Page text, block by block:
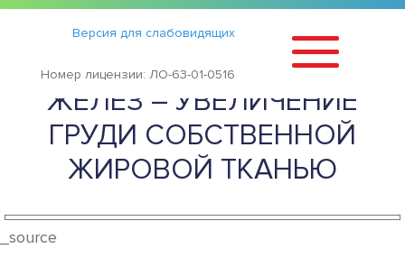
Версия для слабовидящих
Номер лицензии: ЛО-63-01-0516
Статьи ›
ЛИПОФИЛИНГ ГРУДНЫХ
ЖЕЛЕЗ – УВЕЛИЧЕНИЕ
ГРУДИ СОБСТВЕННОЙ
ЖИРОВОЙ ТКАНЬЮ
_source